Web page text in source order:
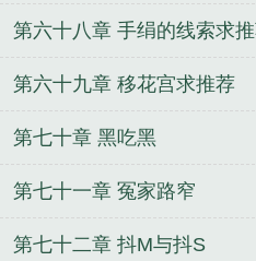
第六十八章 手绢的线索求
第六十九章 移花宫求推荐
第七十章 黑吃黑
第七十一章 冤家路窄
第七十二章 抖M与抖S